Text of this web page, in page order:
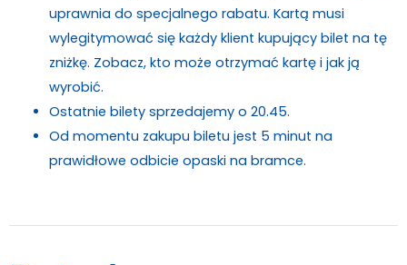
uprawnia do specjalnego rabatu. Kartą musi
wylegitymować się każdy klient kupujący bilet na tę
zniżkę. Zobacz, kto może otrzymać kartę i jak ją
wyrobić.
Ostatnie bilety sprzedajemy o 20.45.
Od momentu zakupu biletu jest 5 minut na
prawidłowe odbicie opaski na bramce.